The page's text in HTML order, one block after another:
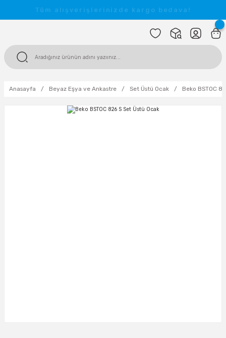
Tüm alışverişlerinizde kargo bedava!
Anasayfa Beyaz Eşya ve Ankastre Set Üstü Ocak Beko BSTOC